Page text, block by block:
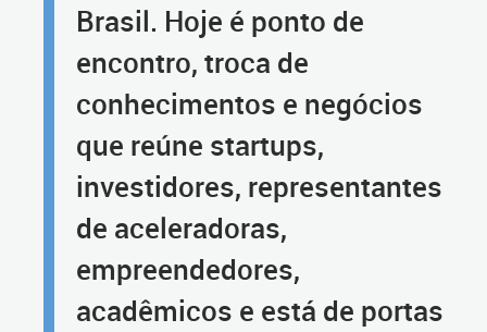
Brasil. Hoje é ponto de
encontro, troca de
conhecimentos e negócios
que reúne startups,
investidores, representantes
de aceleradoras,
empreendedores,
acadêmicos e está de portas